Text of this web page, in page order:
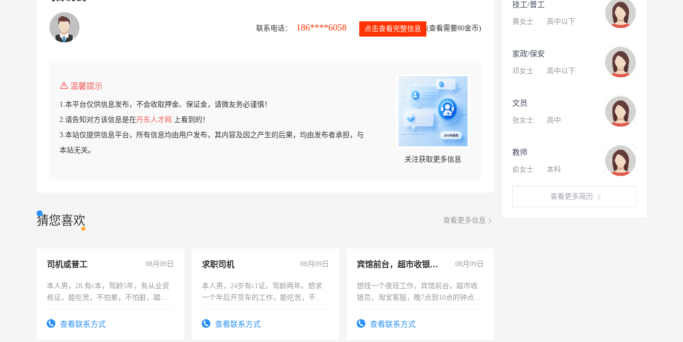
联系电话： 186****6058 点击查看完整信息 (查看需要80金币)
温馨提示
1.本平台仅供信息发布，不会收取押金、保证金，请微友务必谨慎！
2.请告知对方该信息是在丹东人才网
上看到的！
3.本站仅提供信息平台，所有信息均由用户发布，其内容及因之产生的后果，均由发布者承担，与
本站无关。
关注获取更多信息
猜您喜欢 查看更多信息
司机或普工 08月09日
本人男，28.有c本，驾龄5年，有从业资
格证，能吃苦，不怕累，不怕脏，踏
查看联系方式
求职司机 08月09日
本人男，24岁有c1证，驾龄两年。想求
一个年后开货车的工作，能吃苦，不怕
查看联系方式
宾馆前台，超市收银员，淘宝客服 08月09日
想找一个夜班工作，宾馆前台，超市收
银员，淘宝客服，晚7点到10点的钟点
号同微信查看联系方式
技工/普工
黄女士 · 高中以下
家政/保安
邓女士 · 高中以下
文员
张女士 · 高中
教师
俞女士 · 本科
查看更多简历